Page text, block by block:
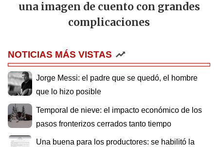
una imagen de cuento con grandes
complicaciones
NOTICIAS MÁS VISTAS
Jorge Messi: el padre que se quedó, el hombre
que lo hizo posible
Temporal de nieve: el impacto económico de los
pasos fronterizos cerrados tanto tiempo
Una buena para los productores: se habilitó la